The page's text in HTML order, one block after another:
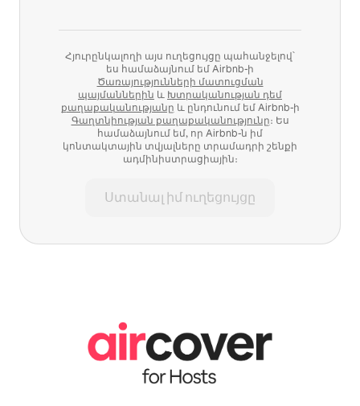
Հյուրընկալողի այս ուղեցույցը պահանջելով՝
ես համաձայնում եմ Airbnb-ի
Ծառայությունների մատուցման
պայմաններին և Խտրականության դեմ
քաղաքականությանը և ընդունում եմ Airbnb-ի
Գաղտնիության քաղաքականությունը։ Ես
համաձայնում եմ, որ Airbnb-ն իմ
կոնտակտային տվյալները տրամադրի շենքի
ադմինիստրացիային։
Ստանալ իմ ուղեցույցը